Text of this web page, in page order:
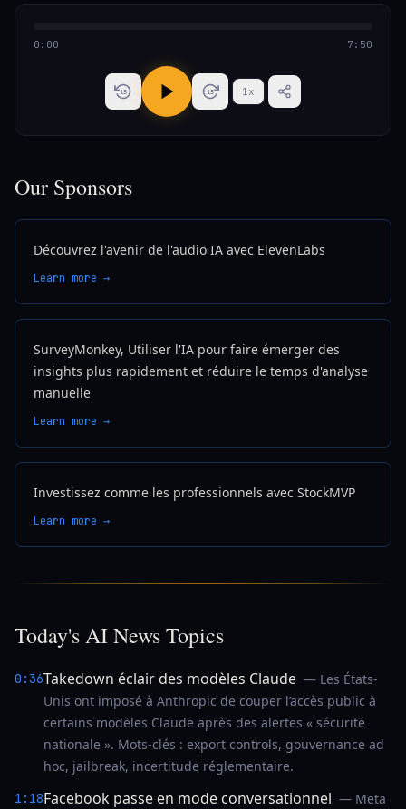
0:00 7:50
15 15 1x
Our Sponsors
Découvrez l'avenir de l'audio IA avec ElevenLabs
Learn more →
SurveyMonkey, Utiliser l'IA pour faire émerger des
insights plus rapidement et réduire le temps d'analyse
manuelle
Learn more →
Investissez comme les professionnels avec StockMVP
Learn more →
Today's AI News Topics
0:36Takedown éclair des modèles Claude — Les États-
Unis ont imposé à Anthropic de couper l’accès public à
certains modèles Claude après des alertes « sécurité
nationale ». Mots-clés : export controls, gouvernance ad
hoc, jailbreak, incertitude réglementaire.
1:18Facebook passe en mode conversationnel — Meta